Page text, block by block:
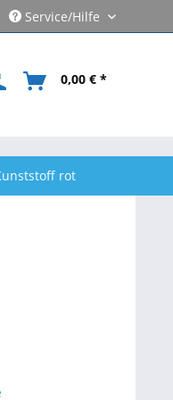
Service/Hilfe
0,00 € *
rot